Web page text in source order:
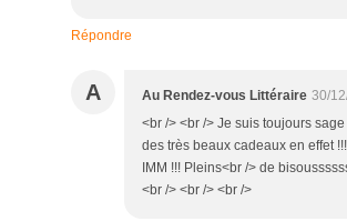
Répondre
A Au Rendez-vous Littéraire 30/
<br /> <br /> Je suis toujours
des très beaux cadeaux en effet
IMM !!! Pleins<br /> de
<br /> <br /> <br />